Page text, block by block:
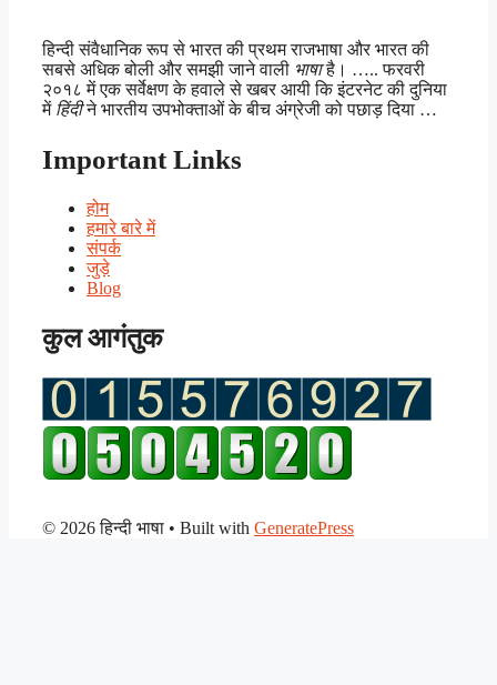
हिन्दी संवैधानिक रूप से भारत की प्रथम राजभाषा और भारत की
सबसे अधिक बोली और समझी जाने वाली भाषाहै। ….. फरवरी
२०१८ में एक सर्वेक्षण के हवाले से खबर आयी कि इंटरनेट की दुनिया
में हिंदीने भारतीय उपभोक्ताओं के बीच अंग्रेजी को पछाड़ दिया …
Important Links
होम
हमारे बारे में
संपर्क
जुड़े
Blog
कुल आगंतुक
© 2026 हिन्दी भाषा • Built with GeneratePress